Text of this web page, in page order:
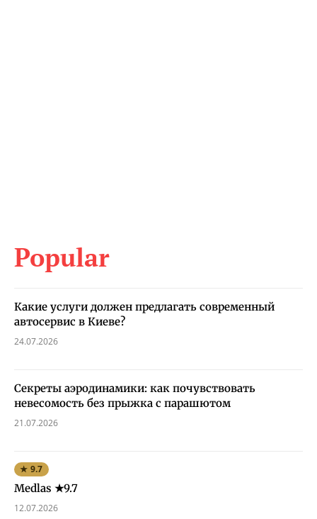
Popular
Какие услуги должен предлагать современный
автосервис в Киеве?
24.07.2026
Секреты аэродинамики: как почувствовать
невесомость без прыжка с парашютом
21.07.2026
★ 9.7
Medlas ★9.7
12.07.2026